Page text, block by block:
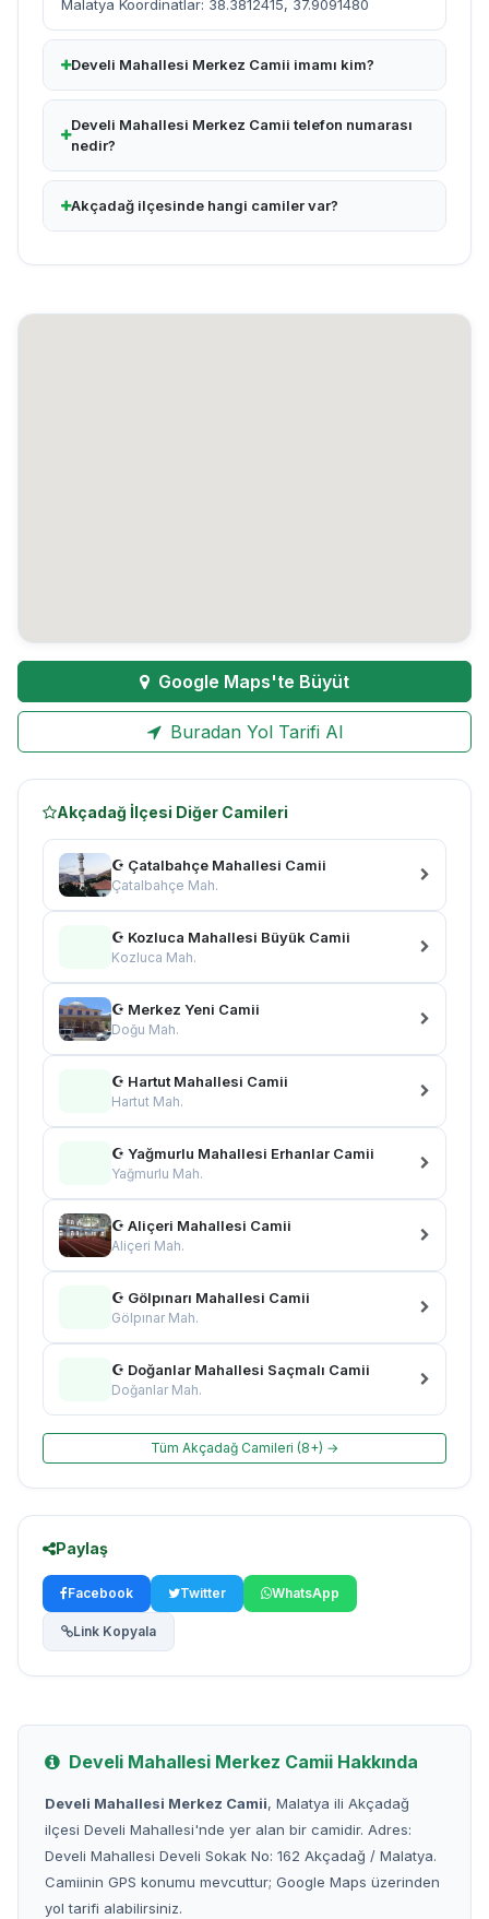
Malatya Koordinatlar: 38.3812415, 37.9091480
Develi Mahallesi Merkez Camii imamı kim?
Develi Mahallesi Merkez Camii telefon numarası
nedir?
Akçadağ ilçesinde hangi camiler var?
Google Maps'te Büyüt
Buradan Yol Tarifi Al
Akçadağ İlçesi Diğer Camileri
☪ Çatalbahçe Mahallesi Camii
Çatalbahçe Mah.
☪ Kozluca Mahallesi Büyük Camii
Kozluca Mah.
☪ Merkez Yeni Camii
Doğu Mah.
☪ Hartut Mahallesi Camii
Hartut Mah.
☪ Yağmurlu Mahallesi Erhanlar Camii
Yağmurlu Mah.
☪ Aliçeri Mahallesi Camii
Aliçeri Mah.
☪ Gölpınarı Mahallesi Camii
Gölpınar Mah.
☪ Doğanlar Mahallesi Saçmalı Camii
Doğanlar Mah.
Tüm Akçadağ Camileri (8+) →
Paylaş
Facebook Twitter WhatsApp
Link Kopyala
Develi Mahallesi Merkez Camii Hakkında
Develi Mahallesi Merkez Camii, Malatya ili Akçadağ
ilçesi Develi Mahallesi'nde yer alan bir camidir. Adres:
Develi Mahallesi Develi Sokak No: 162 Akçadağ / Malatya.
Camiinin GPS konumu mevcuttur; Google Maps üzerinden
yol tarifi alabilirsiniz.